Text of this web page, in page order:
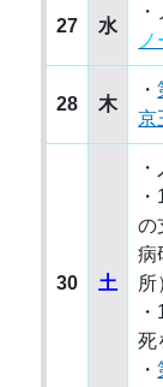
27 水
28 木
・
京
30 土
の
病
所
死
・